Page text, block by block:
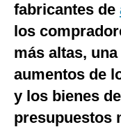
España
Internacional
Tecnología
fabricantes de
los
más altas, una
aumentos de
y los bienes
presupuestos